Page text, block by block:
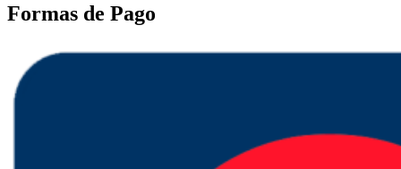
Formas de Pago